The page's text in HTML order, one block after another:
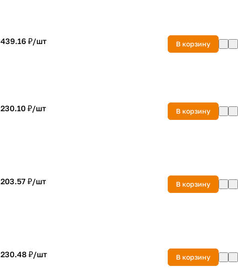
439.16 ₽/шт В корзину
230.10 ₽/шт В корзину
203.57 ₽/шт В корзину
230.48 ₽/шт В корзину